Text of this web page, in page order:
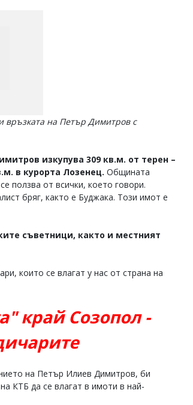
връзката на Петър Димитров с
изкупува 309 кв.м. от терен –
в курорта Лозенец. Общината
ползва от всички, което говори.
бряг, както е Буджака. Този имот е
съветници, както и местният
които се влагат у нас от страна на
край Созопол -
на Петър Илиев Димитров, би
КТБ да се влагат в имоти в най-